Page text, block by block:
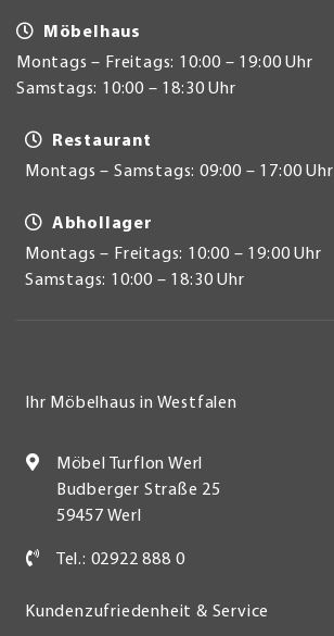
Möbelhaus
Montags – Freitags: 10:00 – 19:00 Uhr
Samstags: 10:00 – 18:30 Uhr
Restaurant
Montags – Samstags: 09:00 – 17:00 Uhr
Abhollager
Montags – Freitags: 10:00 – 19:00 Uhr
Samstags: 10:00 – 18:30 Uhr
Ihr Möbelhaus in Westfalen
Möbel Turflon Werl
Budberger Straße 25
59457 Werl
Tel.: 02922 888 0
Kundenzufriedenheit & Service